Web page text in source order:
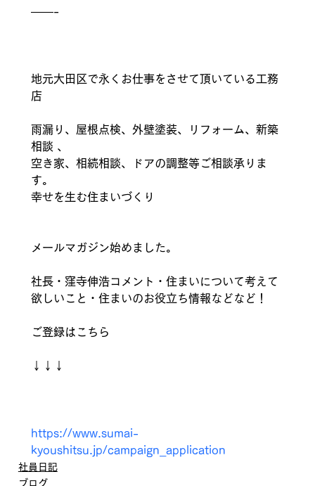
——-
地元大田区で永くお仕事をさせて頂いている工務
店
雨漏り、屋根点検、外壁塗装、リフォーム、新築
相談 、
空き家、相続相談、ドアの調整等ご相談承りま
す。
幸せを生む住まいづくり
メールマガジン始めました。
社長・窪寺伸浩コメント・住まいについて考えて
欲しいこと・住まいのお役立ち情報などなど！
ご登録はこちら
↓↓↓
https://www.sumai-
kyoushitsu.jp/campaign_application
社員日記
ブログ